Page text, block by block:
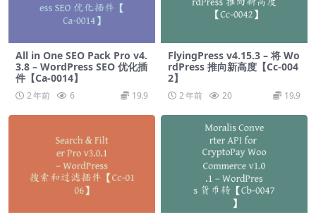
All in One SEO Pack Pro v4.
3.8 – WordPress SEO 优化插
件【Ca-0014】
2 年前 6 19.9
FlyingPress v4.15.3 – 将 Wo
rdPress 推向新高度【Cc-004
2】
2 年前 20 19.9